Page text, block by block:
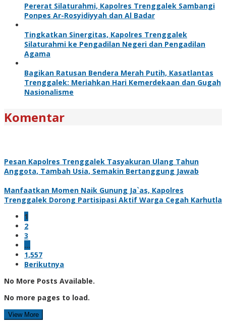
Pererat Silaturahmi, Kapolres Trenggalek Sambangi
Ponpes Ar-Rosyidiyyah dan Al Badar
Tingkatkan Sinergitas, Kapolres Trenggalek
Silaturahmi ke Pengadilan Negeri dan Pengadilan
Agama
Bagikan Ratusan Bendera Merah Putih, Kasatlantas
Trenggalek: Meriahkan Hari Kemerdekaan dan Gugah
Nasionalisme
Komentar
Pesan Kapolres Trenggalek Tasyakuran Ulang Tahun
Anggota, Tambah Usia, Semakin Bertanggung Jawab
Manfaatkan Momen Naik Gunung Ja`as, Kapolres
Trenggalek Dorong Partisipasi Aktif Warga Cegah Karhutla
1
2
3
…
1,557
Berikutnya
No More Posts Available.
No more pages to load.
View More